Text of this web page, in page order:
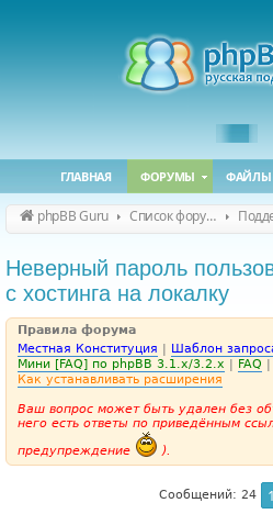
ГЛАВНАЯ ФОРУМЫ ФАЙЛЫ
phpBB Guru Список форумов
Неверный пароль
с хостинга на локалку
Правила форума
Местная Конституция | Шаблон
Мини [FAQ] по phpBB 3.1.x/3.2.x | FAQ |
Как устанавливать расширения
Ваш вопрос может быть удален без
него есть ответы по приведённым
предупреждение
).
Сообщений: 24 1